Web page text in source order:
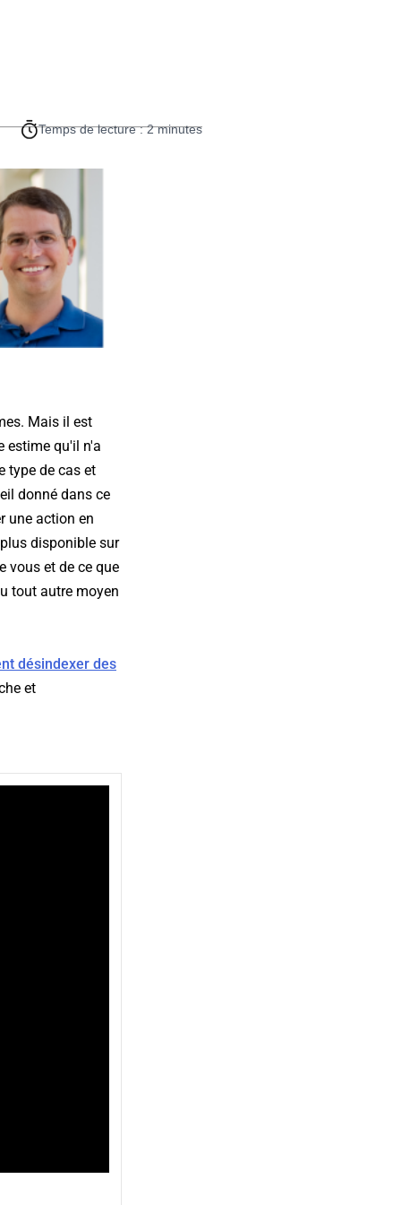
Temps de lecture : 2 minutes
Mais il est
estime qu'il n'a
type de cas et
donné dans ce
une action en
disponible sur
vous et de ce que
tout autre moyen
désindexer des
et